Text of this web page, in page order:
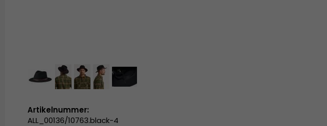
Artikelnummer:
ALL_00136/10763.black-4